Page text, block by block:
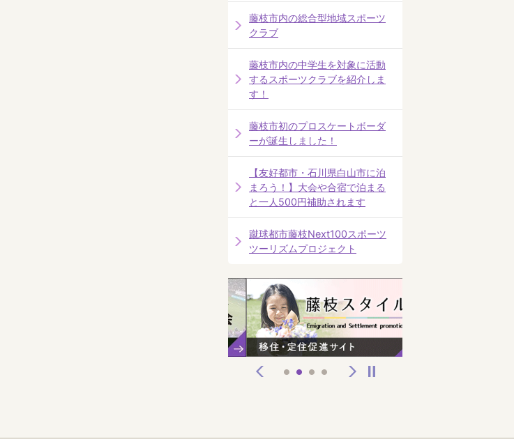
藤枝市内の総合型地域スポーツ
クラブ
藤枝市内の中学生を対象に活動
するスポーツクラブを紹介しま
す！
藤枝市初のプロスケートボーダ
ーが誕生しました！
【友好都市・石川県白山市に泊
まろう！】大会や合宿で泊まる
と一人500円補助されます
蹴球都市藤枝Next100スポーツ
ツーリズムプロジェクト